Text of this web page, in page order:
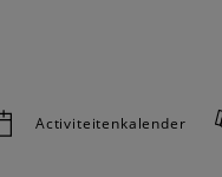
Activiteitenkalender